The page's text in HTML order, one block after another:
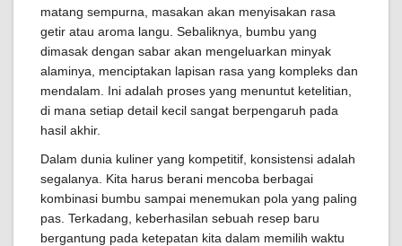
matang sempurna, masakan akan menyisakan rasa
getir atau aroma langu. Sebaliknya, bumbu yang
dimasak dengan sabar akan mengeluarkan minyak
alaminya, menciptakan lapisan rasa yang kompleks dan
mendalam. Ini adalah proses yang menuntut ketelitian,
di mana setiap detail kecil sangat berpengaruh pada
hasil akhir.
Dalam dunia kuliner yang kompetitif, konsistensi adalah
segalanya. Kita harus berani mencoba berbagai
kombinasi bumbu sampai menemukan pola yang paling
pas. Terkadang, keberhasilan sebuah resep baru
bergantung pada ketepatan kita dalam memilih waktu